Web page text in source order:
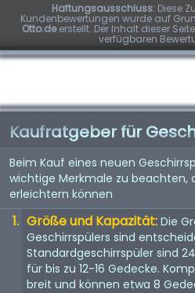
Haftungsausschluss:Diese
Kundenbewertungen wurde auf
Otto.deerstellt. Der Inhalt dieser
verfügbaren
Kaufratgeber für
Beim Kauf eines neuen
wichtige Merkmale zu beachten,
erleichtern können
Größe und Kapazität: Die
Geschirrspülers sind
Standardgeschirrspüler sind
für bis zu 12-16 Gedecke.
breit und können etwa 8